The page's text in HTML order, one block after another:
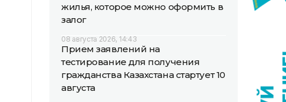
жилья, которое можно оформить в
залог
08 августа 2026, 14:43
Прием заявлений на
тестирование для получения
гражданства Казахстана стартует 10
августа